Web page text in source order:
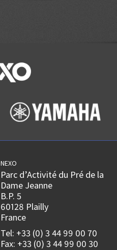
NEXO
Parc d’Activité du Pré de la
Dame Jeanne
B.P. 5
60128 Plailly
France
Tel: +33 (0) 3 44 99 00 70
Fax: +33 (0) 3 44 99 00 30